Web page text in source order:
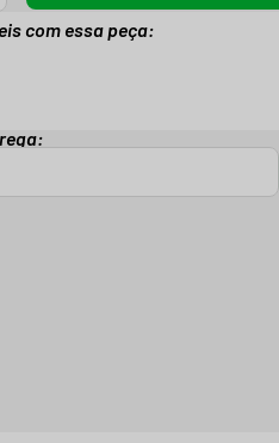
com essa peça: